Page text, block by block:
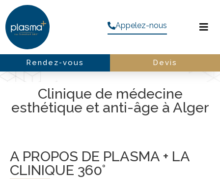
Appelez-nous
Rendez-vous Devis
Clinique de médecine
esthétique et anti-âge à Alger
A PROPOS DE PLASMA + LA
CLINIQUE 360°